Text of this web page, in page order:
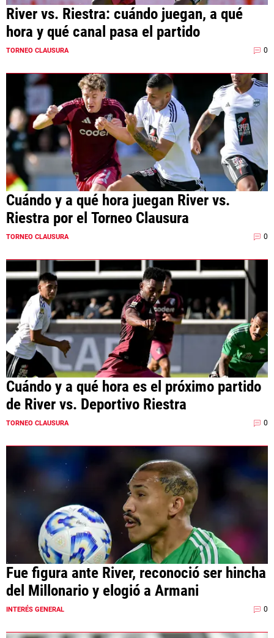
River vs. Riestra: cuándo juegan, a qué
hora y qué canal pasa el partido
TORNEO CLAUSURA 0
Cuándo y a qué hora juegan River vs.
Riestra por el Torneo Clausura
TORNEO CLAUSURA 0
Cuándo y a qué hora es el próximo partido
de River vs. Deportivo Riestra
TORNEO CLAUSURA 0
Fue figura ante River, reconoció ser hincha
del Millonario y elogió a Armani
INTERÉS GENERAL 0